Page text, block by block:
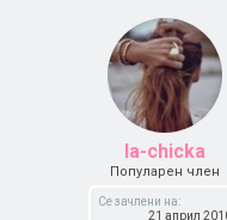
la-chicka
Популарен член
Се зачлени на:
21 април